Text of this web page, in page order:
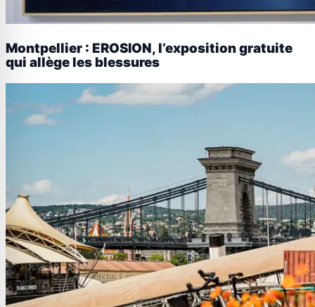
Montpellier : EROSION, l’exposition gratuite
qui allège les blessures